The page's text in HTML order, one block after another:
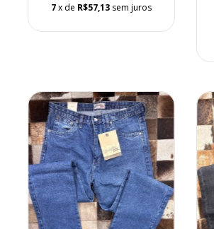
7x de R$57,13 sem juros